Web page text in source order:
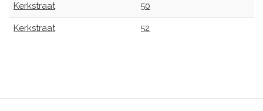
Kerkstraat 50
Kerkstraat 52